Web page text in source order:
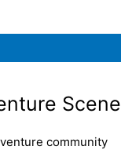
Scene
community